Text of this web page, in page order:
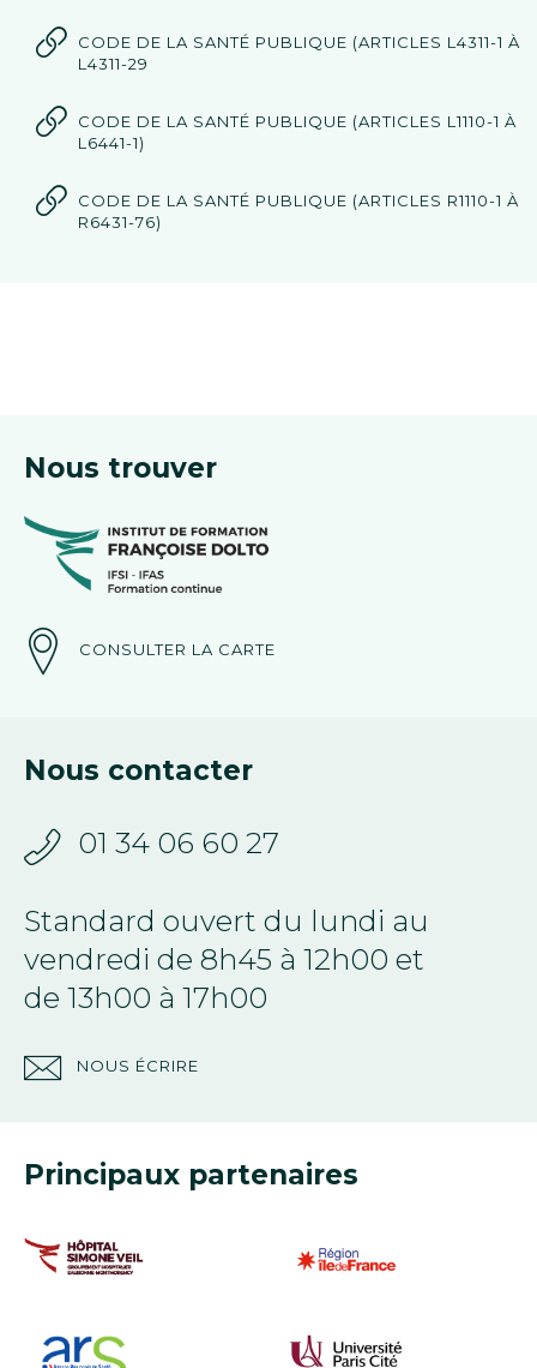
CODE DE LA SANTÉ PUBLIQUE (ARTICLES L4311-1 À
L4311-29
CODE DE LA SANTÉ PUBLIQUE (ARTICLES L1110-1 À
L6441-1)
CODE DE LA SANTÉ PUBLIQUE (ARTICLES R1110-1 À
R6431-76)
Nous trouver
CONSULTER LA CARTE
Nous contacter
01 34 06 60 27
Standard ouvert du lundi au
vendredi de 8h45 à 12h00 et
de 13h00 à 17h00
NOUS ÉCRIRE
Principaux partenaires